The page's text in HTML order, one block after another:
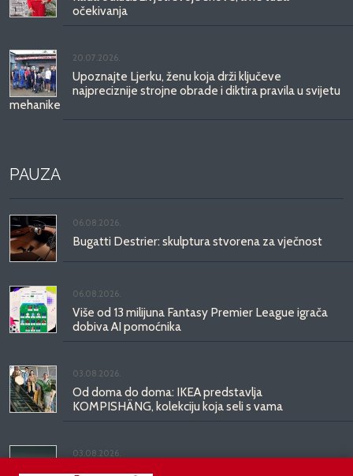
očekivanja
20.07.2026.
Upoznajte Ljerku, ženu koja drži ključeve
najpreciznije strojne obrade i diktira pravila u svijetu
mehanike
PAUZA
06.08.2026.
Bugatti Destrier: skulptura stvorena za vječnost
06.08.2026.
Više od 13 milijuna Fantasy Premier League igrača
dobiva AI pomoćnika
03.08.2026.
Od doma do doma: IKEA predstavlja
KOMPISHÄNG, kolekciju koja seli s vama
03.08.2026.
Kineski BYD predstavio luksuznu limuzinu veću od